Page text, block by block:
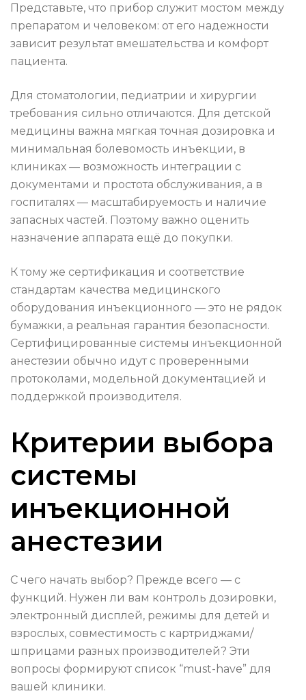
Представьте, что прибор служит мостом между
препаратом и человеком: от его надежности
зависит результат вмешательства и комфорт
пациента.
Для стоматологии, педиатрии и хирургии
требования сильно отличаются. Для детской
медицины важна мягкая точная дозировка и
минимальная болевомость инъекции, в
клиниках — возможность интеграции с
документами и простота обслуживания, а в
госпиталях — масштабируемость и наличие
запасных частей. Поэтому важно оценить
назначение аппарата ещё до покупки.
К тому же сертификация и соответствие
стандартам качества медицинского
оборудования инъекционного — это не рядок
бумажки, а реальная гарантия безопасности.
Сертифицированные системы инъекционной
анестезии обычно идут с проверенными
протоколами, модельной документацией и
поддержкой производителя.
Критерии выбора
системы
инъекционной
анестезии
С чего начать выбор? Прежде всего — с
функций. Нужен ли вам контроль дозировки,
электронный дисплей, режимы для детей и
взрослых, совместимость с картриджами/
шприцами разных производителей? Эти
вопросы формируют список “must-have” для
вашей клиники.